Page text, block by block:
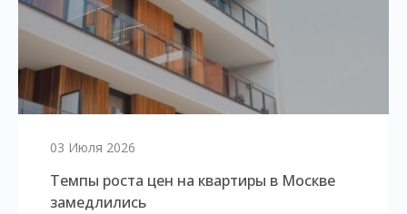
03 Июля 2026
Темпы роста цен на квартиры в Москве
замедлились